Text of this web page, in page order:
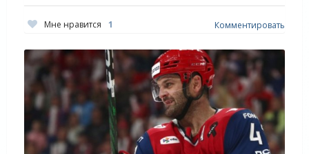
Мне нравится 1 Комментировать